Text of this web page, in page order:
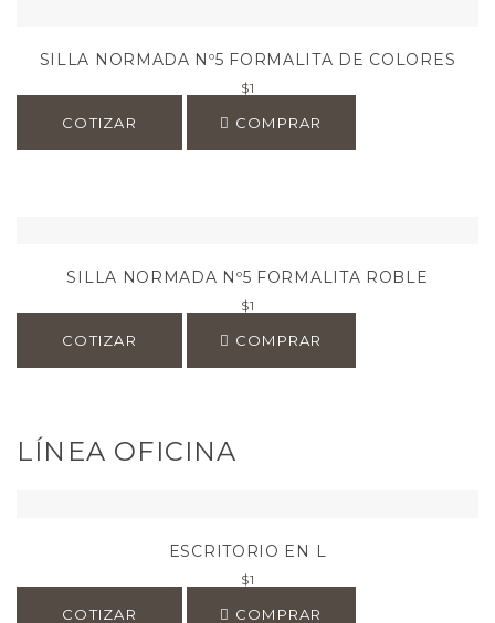
SILLA NORMADA Nº5 FORMALITA DE COLORES
$1
COTIZAR COMPRAR
SILLA NORMADA Nº5 FORMALITA ROBLE
$1
COTIZAR COMPRAR
LÍNEA OFICINA
ESCRITORIO EN L
$1
COTIZAR COMPRAR